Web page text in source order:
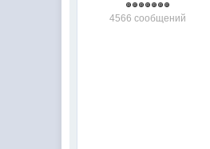
4566 сообщений